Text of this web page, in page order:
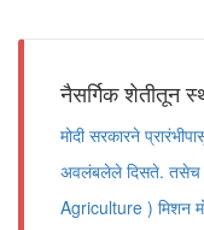
नैसर्गिक शेतीतून
मोदी सरकारने
अवलंबलेले दिसते. तसेच
Agriculture ) मिशन